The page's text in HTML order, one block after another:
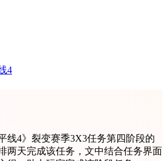
4
线4》裂变赛季3X3任务第四阶段的
两天完成该任务，文中结合任务界面